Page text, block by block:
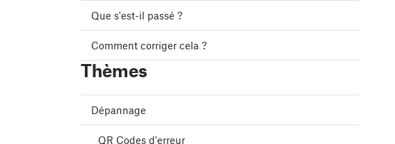
Que s'est-il passé ?
Comment corriger cela ?
Thèmes
Dépannage
QR Codes d'erreur